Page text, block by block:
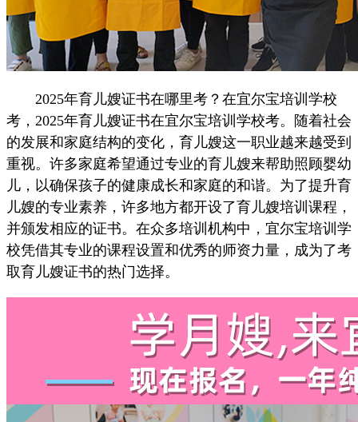
2025年育儿嫂证书在哪里考？在宜尔宝培训学校
考，2025年育儿嫂证书在宜尔宝培训学校考。随着社会
的发展和家庭结构的变化，育儿嫂这一职业越来越受到
重视。许多家庭希望通过专业的育儿嫂来帮助照顾婴幼
儿，以确保孩子的健康成长和家庭的和谐。为了提升育
儿嫂的专业素养，许多地方都开设了育儿嫂培训课程，
并颁发相应的证书。在众多培训机构中，宜尔宝培训学
校凭借其专业的课程设置和优秀的师资力量，成为了考
取育儿嫂证书的热门选择。